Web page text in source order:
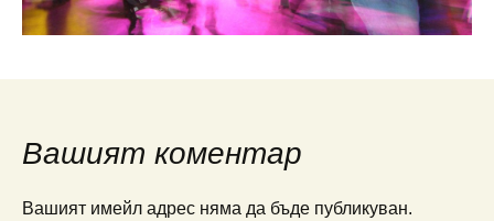
Вашият коментар
Вашият имейл адрес няма да бъде публикуван.